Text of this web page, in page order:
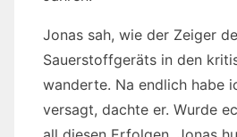
Jonas sah, wie der Zeiger
Sauerstoffgeräts in den
wanderte. Na endlich habe
versagt, dachte er. Wurde